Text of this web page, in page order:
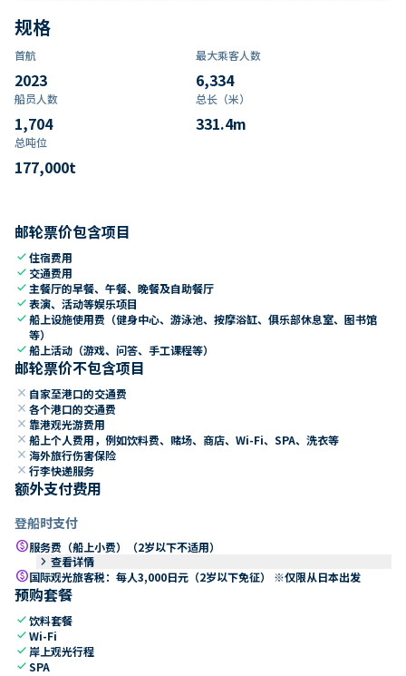
规格
首航
2023
最大乘客人数
6,334
船员人数
1,704
总长（米）
331.4m
总吨位
177,000t
邮轮票价包含项目
check住宿费用
check 交通费用
check 主餐厅的早餐、午餐、晚餐及自助餐厅
check表演、活动等娱乐项目
check船上设施使用费（健身中心、游泳池、按摩浴缸、俱乐部休息室、图书馆
等）
check船上活动（游戏、问答、手工课程等）
邮轮票价不包含项目
close 自家至港口的交通费
close 各个港口的交通费
close 靠港观光游费用
close 船上个人费用，例如饮料费、赌场、商店、Wi-Fi、SPA、洗衣等
close 海外旅行伤害保险
close 行李快递服务
额外支付费用
登船时支付
paid服务费（船上小费）（2岁以下不适用）
keyboard_arrow_right 查看详情
paid国际观光旅客税：每人3,000日元（2岁以下免征） ※仅限从日本出发
预购套餐
check饮料套餐
checkWi-Fi
check 岸上观光行程
checkSPA